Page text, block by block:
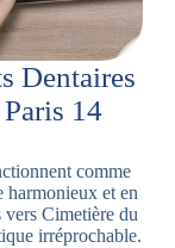
Dentaires
14
comme
harmonieux et en
Cimetière du
irréprochable.